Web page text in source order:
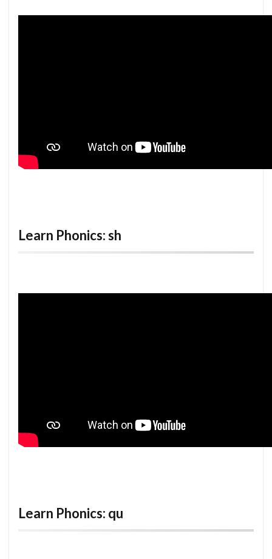
Learn Phonics: sh
Learn Phonics: qu